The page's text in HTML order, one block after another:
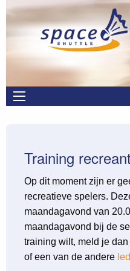
Overslaan en naar de inhoud
Main
navigation
Training
Op dit moment zijn er
recreatieve spelers.
maandagavond van
maandagavond bij de
training wilt, meld je
of een van de andere